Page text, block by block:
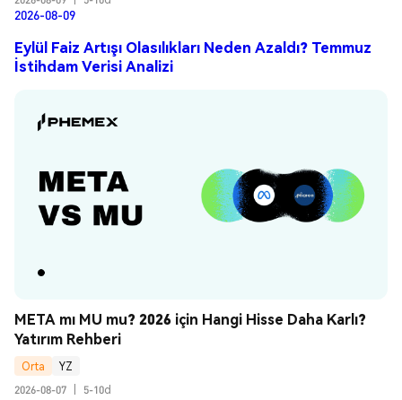
2026-08-09
Eylül Faiz Artışı Olasılıkları Neden Azaldı? Temmuz
İstihdam Verisi Analizi
META mı MU mu? 2026 için Hangi Hisse Daha Karlı?
Yatırım Rehberi
Orta
YZ
2026-08-07
5-10d